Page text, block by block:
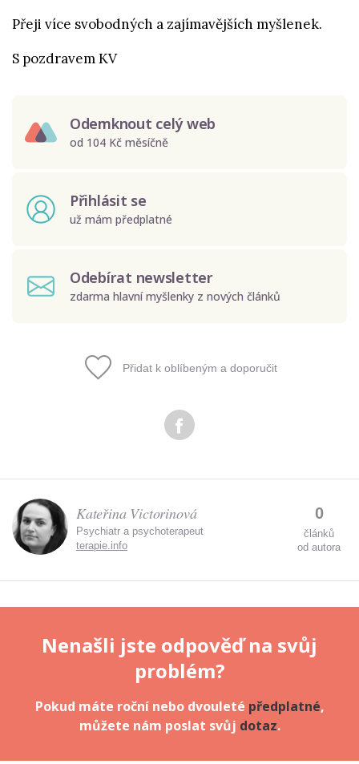
Přeji více svobodných a zajímavějších myšlenek.
S pozdravem KV
Odemknout celý web
od 104 Kč měsíčně
Přihlásit se
už mám předplatné
Odebírat newsletter
zdarma hlavní myšlenky z nových článků
Odeslat
Přidat k oblíbeným a doporučit
Kateřina Victorinová
Psychiatr a psychoterapeut
terapie.info
0
článků
od autora
Nenašli jste odpověď na svůj
problém?
Pokud máte roční nebo dvouleté předplatné,
můžete nám poslat svůj dotaz.